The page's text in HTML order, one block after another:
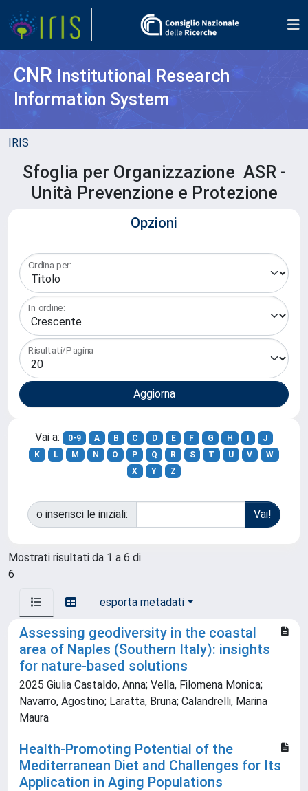
CNR Institutional Research
Information System
IRIS
Sfoglia per Organizzazione ASR -
Unità Prevenzione e Protezione
Opzioni
Ordina per:
In ordine:
Risultati/Pagina
Vai a: 0-9 A B C D E F G H
J
K
L M N O P Q R S T U V
W
X
Y Z
o inserisci le iniziali:
Mostrati risultati da 1 a 6 di
6
esporta metadati
Assessing geodiversity in the coastal
area of Naples (Southern Italy): insights
for nature-based solutions
2025 Giulia Castaldo, Anna; Vella, Filomena Monica;
Navarro, Agostino; Laratta, Bruna; Calandrelli, Marina
Maura
Health-Promoting Potential of the
Mediterranean Diet and Challenges for Its
Application in Aging Populations